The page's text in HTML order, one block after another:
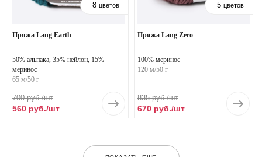
8 цветов
Пряжа Lang Earth
50% альпака, 35% нейлон, 15%
меринос
65 м/50 г
560 руб./шт
700руб./шт
5 цветов
Пряжа Lang Zero
100% меринос
120 м/50 г
670руб./шт
835руб./шт